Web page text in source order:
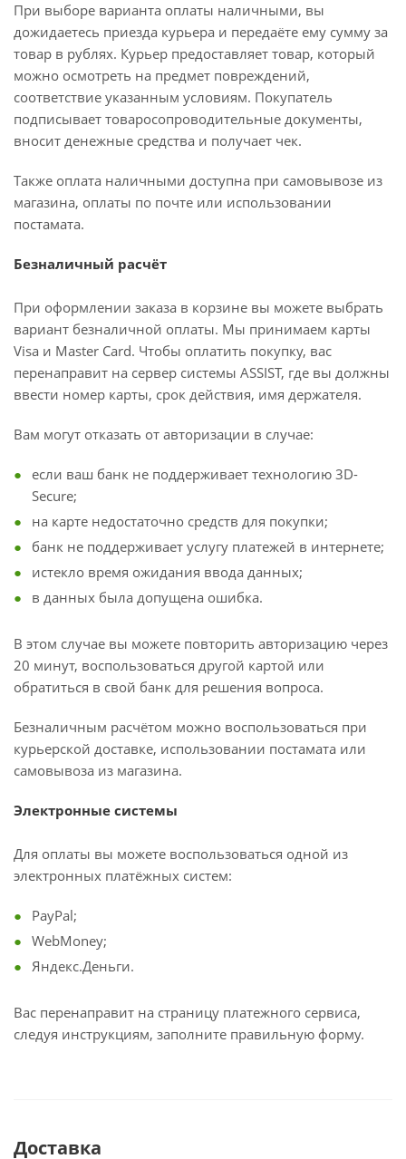
При выборе варианта оплаты наличными, вы
дожидаетесь приезда курьера и передаёте ему сумму за
товар в рублях. Курьер предоставляет товар, который
можно осмотреть на предмет повреждений,
соответствие указанным условиям. Покупатель
подписывает товаросопроводительные документы,
вносит денежные средства и получает чек.
Также оплата наличными доступна при самовывозе из
магазина, оплаты по почте или использовании
постамата.
Безналичный расчёт
При оформлении заказа в корзине вы можете выбрать
вариант безналичной оплаты. Мы принимаем карты
Visa и Master Card. Чтобы оплатить покупку, вас
перенаправит на сервер системы ASSIST, где вы должны
ввести номер карты, срок действия, имя держателя.
Вам могут отказать от авторизации в случае:
если ваш банк не поддерживает технологию 3D-
Secure;
на карте недостаточно средств для покупки;
банк не поддерживает услугу платежей в интернете;
истекло время ожидания ввода данных;
в данных была допущена ошибка.
В этом случае вы можете повторить авторизацию через
20 минут, воспользоваться другой картой или
обратиться в свой банк для решения вопроса.
Безналичным расчётом можно воспользоваться при
курьерской доставке, использовании постамата или
самовывоза из магазина.
Электронные системы
Для оплаты вы можете воспользоваться одной из
электронных платёжных систем:
PayPal;
WebMoney;
Яндекс.Деньги.
Вас перенаправит на страницу платежного сервиса,
следуя инструкциям, заполните правильную форму.
Доставка